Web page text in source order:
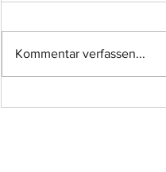
Einsatz-Nr.: 057
Kommentar verfassen...